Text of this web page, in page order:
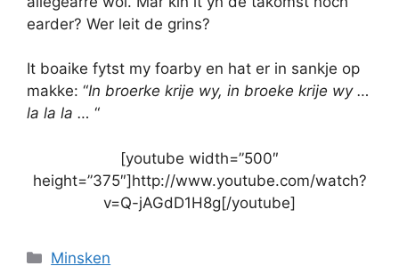
earder? Wer leit de grins?
It boaike fytst my foarby en hat er in sankje op
makke: “In broerke krije wy, in broeke krije wy …
la la la … “
[youtube width=”500″
height=”375″]http://www.youtube.com/watch?
v=Q-jAGdD1H8g[/youtube]
Categories
Minsken